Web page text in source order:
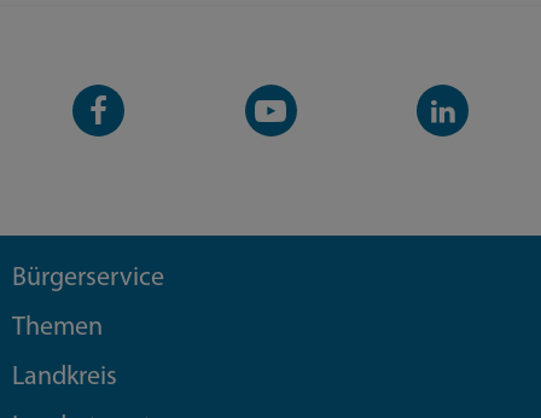
Facebook-
Seite
YouTube-
Kanal
LinkedIn-
Kanal
Bürgerservice
Themen
Landkreis